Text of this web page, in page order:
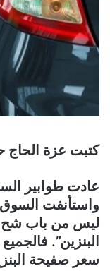
كتبت عزة
عادت طوابير
واستأنفت
ليس من باب شح
البنزين”.
سعر صفيحة